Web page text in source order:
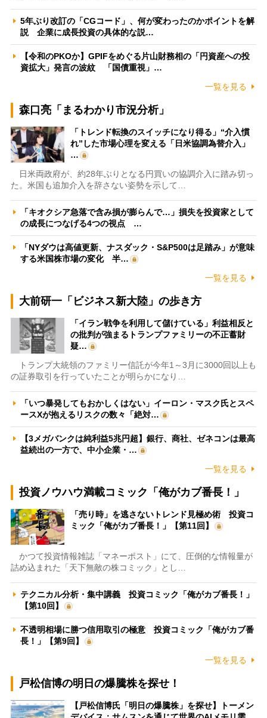
5年ぶり改訂の「CGコード」、何が変わったのかポイントを解
説 企業に成長投資の具体的な説…
【令和のPKOか】GPIFをめぐる片山財務相の「円資産への投
資拡大」発言の波紋 「国債重視」…
一覧を見る
森口亮「まるわかり市況分析」
「トレンド転換のスイッチになり得る」“介入慣
れ”した市場心理を変える「日米協調為替介入」
…
日米両政府が、約28年ぶりとなる円買いの協調介入に踏み切っ
た。米国も追加介入を辞さない姿勢を示して…
「キオクシア急落で含み損が膨らんで…」損失を投資家として
の成長につなげる4つの視点 …
「NYダウは高値更新、ナスダック・S&P500は足踏み」が意味
する米国株市場の変化 半…
一覧を見る
大前研一「ビジネス新大陸」の歩き方
「イラン戦争を利用して儲けている」利益相反と
の批判が強まるトランプファミリーの不正蓄財
疑…
トランプ大統領のファミリー信託が今年1～3月に3000回以上も
の証券取引を行っていたことが明らかになり…
「いつ暴発してもおかしくはない」イーロン・マスク氏とスペ
ースXが抱えるリスクの数々「絶対…
【3メガバンクは純利益5兆円超】銀行、商社、ゼネコンは最高
益続出の一方で、中小企業・…
一覧を見る
投資ノウハウ満載コミック「俺がカブ番長！」
「売り時」を逃さないトレンド見極め術 投資コ
ミック「俺がカブ番長！」【第11回】
かつて投資情報雑誌「マネーポスト」にて、圧倒的な情報量が
詰め込まれた「天下無敵の株コミック」とし…
テクニカル分析・集中講義 投資コミック「俺がカブ番長！」
【第10回】
不透明相場に勝つ信用取引の極意 投資コミック「俺がカブ番
長！」【第9回】
一覧を見る
戸松信博の明日の爆騰株を探せ！
【戸松信博氏「明日の爆騰株」を探せ】トーメン